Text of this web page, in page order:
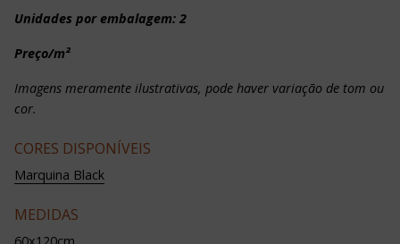
Unidades por embalagem: 2
Preço/m²
Imagens meramente ilustrativas, pode haver variação de tom ou
cor.
CORES DISPONÍVEIS
Marquina Black
MEDIDAS